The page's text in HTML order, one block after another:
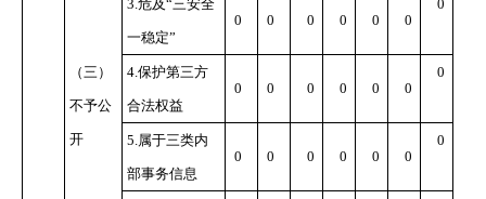
（三）
不予公
开
3.危及“三安全
一稳定”
0 0 0 0 0 0
0
4.保护第三方
合法权益
0 0 0 0 0 0
0
5.属于三类内
部事务信息
0 0 0 0 0 0
0